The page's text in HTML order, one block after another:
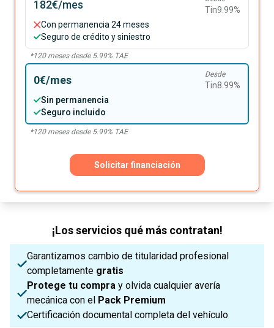
182€/mes Tin9.99%
Con permanencia 24 meses
Seguro de crédito y siniestro
*120meses desde 5.99% TAE
0€/mes Desde
Tin8.99%
Sin permanencia
Seguro incluido
*120meses desde 5.99% TAE
Solicitar financiación
¡Los servicios qué más contratan!
Garantizamos cambio de titularidad profesional
completamente gratis
Protege tu compra y olvida cualquier avería
mecánica con el Pack Premium
Certificación documental completa del vehículo